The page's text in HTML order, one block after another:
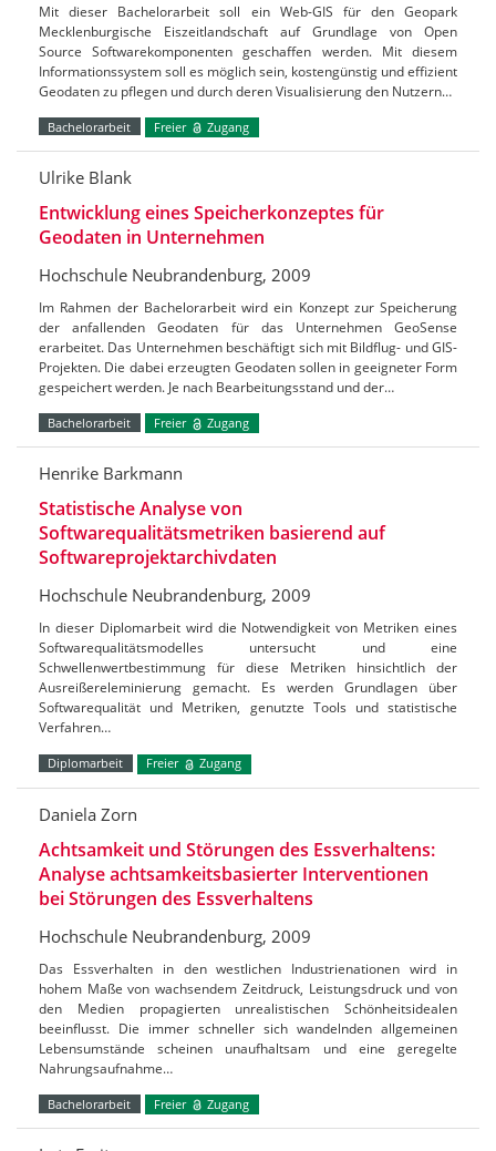
Mit dieser Bachelorarbeit soll ein Web-GIS für den Geopark
Mecklenburgische Eiszeitlandschaft auf Grundlage von Open
Source Softwarekomponenten geschaffen werden. Mit diesem
Informationssystem soll es möglich sein, kostengünstig und effizient
Geodaten zu pflegen und durch deren Visualisierung den Nutzern…
Bachelorarbeit Freier Zugang
Ulrike Blank
Entwicklung eines Speicherkonzeptes für
Geodaten in Unternehmen
Hochschule Neubrandenburg, 2009
Im Rahmen der Bachelorarbeit wird ein Konzept zur Speicherung
der anfallenden Geodaten für das Unternehmen GeoSense
erarbeitet. Das Unternehmen beschäftigt sich mit Bildflug- und GIS-
Projekten. Die dabei erzeugten Geodaten sollen in geeigneter Form
gespeichert werden. Je nach Bearbeitungsstand und der…
Bachelorarbeit Freier Zugang
Henrike Barkmann
Statistische Analyse von
Softwarequalitätsmetriken basierend auf
Softwareprojektarchivdaten
Hochschule Neubrandenburg, 2009
In dieser Diplomarbeit wird die Notwendigkeit von Metriken eines
Softwarequalitätsmodelles untersucht und eine
Schwellenwertbestimmung für diese Metriken hinsichtlich der
Ausreißereleminierung gemacht. Es werden Grundlagen über
Softwarequalität und Metriken, genutzte Tools und statistische
Verfahren…
Diplomarbeit Freier Zugang
Daniela Zorn
Achtsamkeit und Störungen des Essverhaltens:
Analyse achtsamkeitsbasierter Interventionen
bei Störungen des Essverhaltens
Hochschule Neubrandenburg, 2009
Das Essverhalten in den westlichen Industrienationen wird in
hohem Maße von wachsendem Zeitdruck, Leistungsdruck und von
den Medien propagierten unrealistischen Schönheitsidealen
beeinflusst. Die immer schneller sich wandelnden allgemeinen
Lebensumstände scheinen unaufhaltsam und eine geregelte
Nahrungsaufnahme…
Bachelorarbeit Freier Zugang